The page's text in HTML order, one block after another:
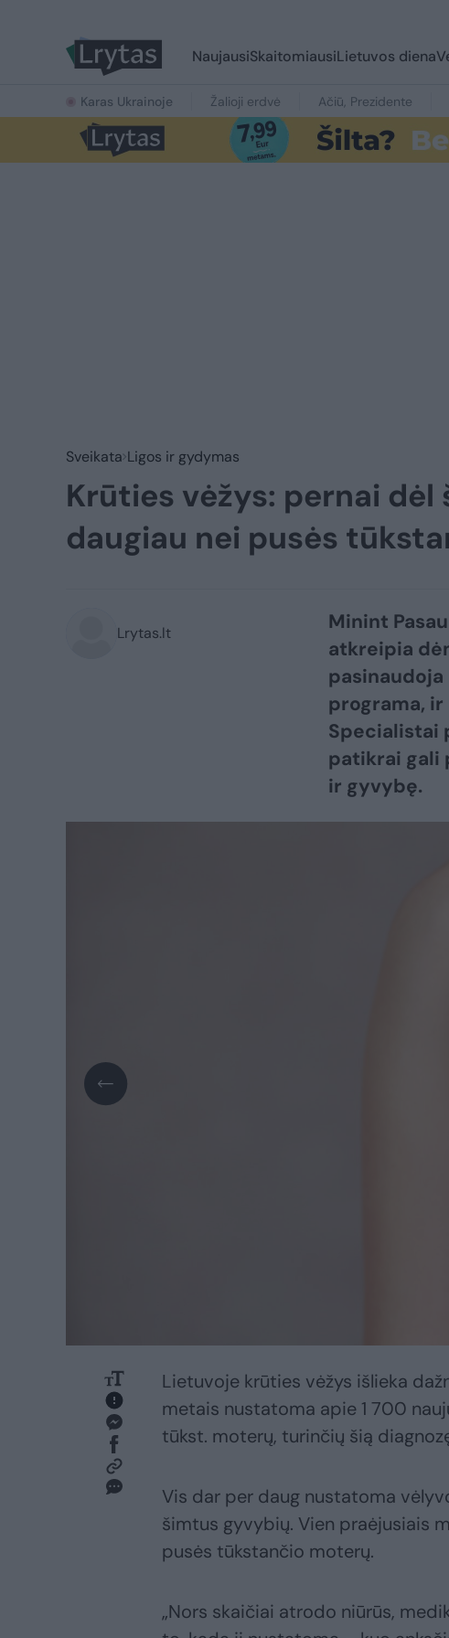
NaujausiSkaitomiausiLietuvos diena
Karas Ukrainoje Žalioji erdvė Ačiū, Prezidente
Sveikata Ligos ir gydymas
Krūties vėžys: pernai
daugiau nei pusės
Lrytas.lt
Minint
atkreipia
programa,
Specialistai
patikrai gali
ir gyvybę.
Lietuvoje krūties vėžys išlieka
metais nustatoma apie 1 700
tūkst. moterų, turinčių šią
Vis dar per daug nustatoma
šimtus gyvybių. Vien praėjusiais
pusės tūkstančio moterų.
„Nors skaičiai atrodo niūrūs,